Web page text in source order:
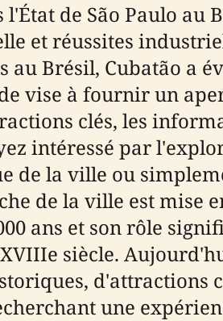
l'État de São Paulo
et réussites
au Brésil, Cubatão a
vise à fournir un
clés, les
intéressé par
de la ville ou
de la ville est mise
ans et son rôle
siècle.
d'attractions
une